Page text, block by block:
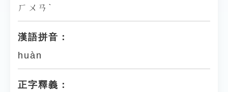
ㄏㄨㄢˋ
漢語拼音：
huàn
正字釋義：